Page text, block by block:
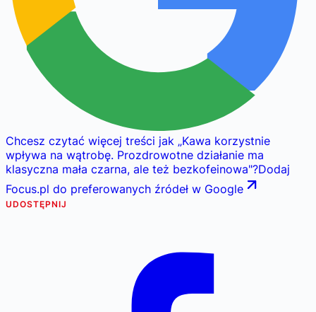
Chcesz czytać więcej treści jak „Kawa korzystnie
wpływa na wątrobę. Prozdrowotne działanie ma
klasyczna mała czarna, ale też bezkofeinowa"?Dodaj
Focus.pl do preferowanych źródeł w Google
UDOSTĘPNIJ